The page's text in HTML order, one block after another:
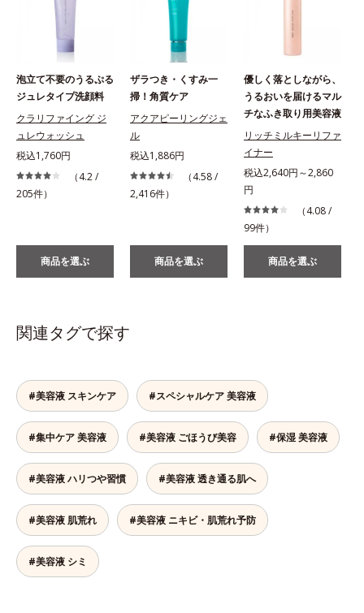
泡立て不要のうるぷる
ジュレタイプ洗顔料
クラリファイング ジ
ュレウォッシュ
税込1,760円
（4.2 /
205件）
商品を選ぶ
ザラつき・くすみ一
掃！角質ケア
アクアピーリングジェ
ル
税込1,886円
（4.58 /
2,416件）
商品を選ぶ
優しく落としながら、
うるおいを届けるマル
チなふき取り用美容液
リッチミルキーリファ
イナー
税込2,640円～2,860
円
（4.08 /
99件）
商品を選ぶ
関連タグで探す
#美容液 スキンケア #スペシャルケア 美容液
#集中ケア 美容液 #美容液 ごほうび美容 #保湿 美容液
#美容液 ハリつや習慣 #美容液 透き通る肌へ
#美容液 肌荒れ #美容液 ニキビ・肌荒れ予防
#美容液 シミ